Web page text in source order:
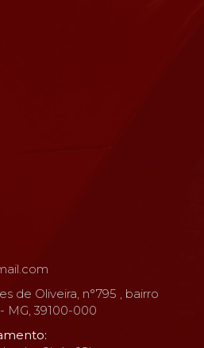
de Oliveira, n°795 , bairro
MG, 39100-000